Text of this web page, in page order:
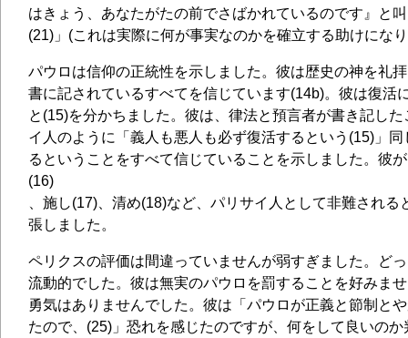
はきょう、あなたがたの前でさばかれているのです』と
(21)」(これは実際に何が事実なのかを確立する助けにな
パウロは信仰の正統性を示しました。彼は歴史の神を礼
書に記されているすべてを信じています(14b)。彼は復活
と(15)を分かちました。彼は、律法と預言者が書き記し
イ人のように「義人も悪人も必ず復活するという(15)」
るということをすべて信じていることを示しました。彼
(16)
、施し(17)、清め(18)など、パリサイ人として非難される
張しました。
ペリクスの評価は間違っていませんが弱すぎました。ど
流動的でした。彼は無実のパウロを罰することを好みま
勇気はありませんでした。彼は「パウロが正義と節制と
たので、(25)」恐れを感じたのですが、何をして良いの